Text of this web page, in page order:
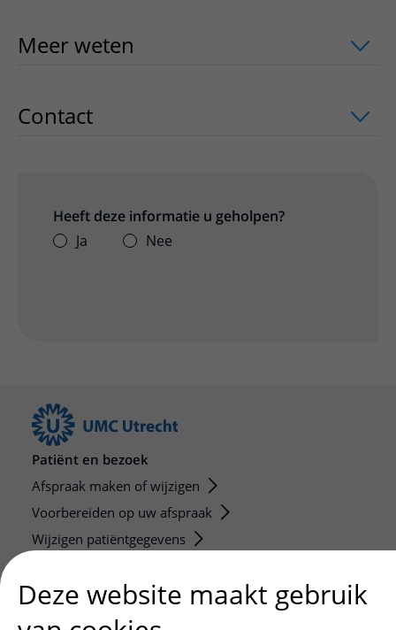
Meer weten uitklapper, klik om te
Contact uitklapper, klik om te openen
Heeft deze informatie u geholpen?
Ja
Nee
Patiënt en bezoek
Afspraak maken of wijzigen
Voorbereiden op uw afspraak
Wijzigen patiëntgegevens
Bezoektijden
Deze website maakt gebruik